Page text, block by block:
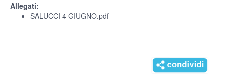
Allegati:
SALUCCI 4 GIUGNO.pdf